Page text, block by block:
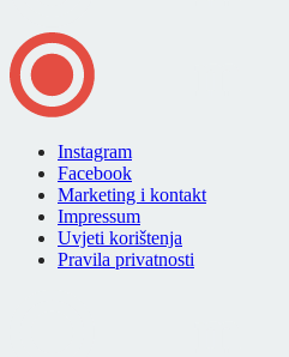
Instagram
Facebook
Marketing i kontakt
Impressum
Uvjeti korištenja
Pravila privatnosti